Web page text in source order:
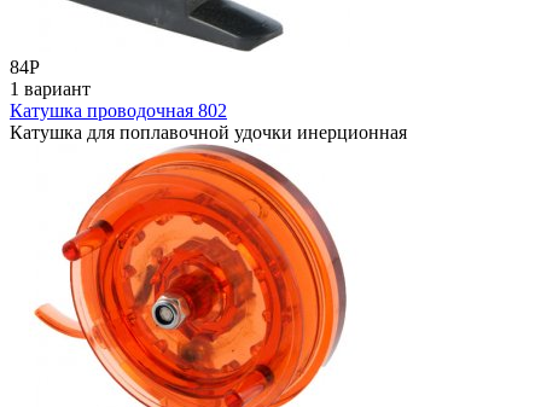
84Р
1 вариант
Катушка проводочная 802
Катушка для поплавочной удочки инерционная